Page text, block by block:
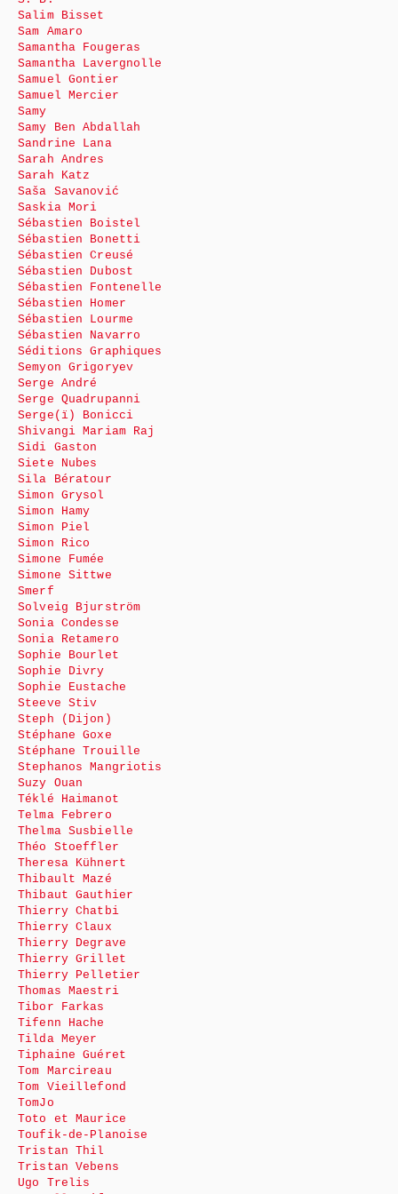
Salim Bisset
Sam Amaro
Samantha Fougeras
Samantha Lavergnolle
Samuel Gontier
Samuel Mercier
Samy
Samy Ben Abdallah
Sandrine Lana
Sarah Andres
Sarah Katz
Saša Savanović
Saskia Mori
Sébastien Boistel
Sébastien Bonetti
Sébastien Creusé
Sébastien Dubost
Sébastien Fontenelle
Sébastien Homer
Sébastien Lourme
Sébastien Navarro
Séditions Graphiques
Semyon Grigoryev
Serge André
Serge Quadrupanni
Serge(ï) Bonicci
Shivangi Mariam Raj
Sidi Gaston
Siete Nubes
Sila Bératour
Simon Grysol
Simon Hamy
Simon Piel
Simon Rico
Simone Fumée
Simone Sittwe
Smerf
Solveig Bjurström
Sonia Condesse
Sonia Retamero
Sophie Bourlet
Sophie Divry
Sophie Eustache
Steeve Stiv
Steph (Dijon)
Stéphane Goxe
Stéphane Trouille
Stephanos Mangriotis
Suzy Ouan
Téklé Haimanot
Telma Febrero
Thelma Susbielle
Théo Stoeffler
Theresa Kühnert
Thibault Mazé
Thibaut Gauthier
Thierry Chatbi
Thierry Claux
Thierry Degrave
Thierry Grillet
Thierry Pelletier
Thomas Maestri
Tibor Farkas
Tifenn Hache
Tilda Meyer
Tiphaine Guéret
Tom Marcireau
Tom Vieillefond
TomJo
Toto et Maurice
Toufik-de-Planoise
Tristan Thil
Tristan Vebens
Ugo Trelis